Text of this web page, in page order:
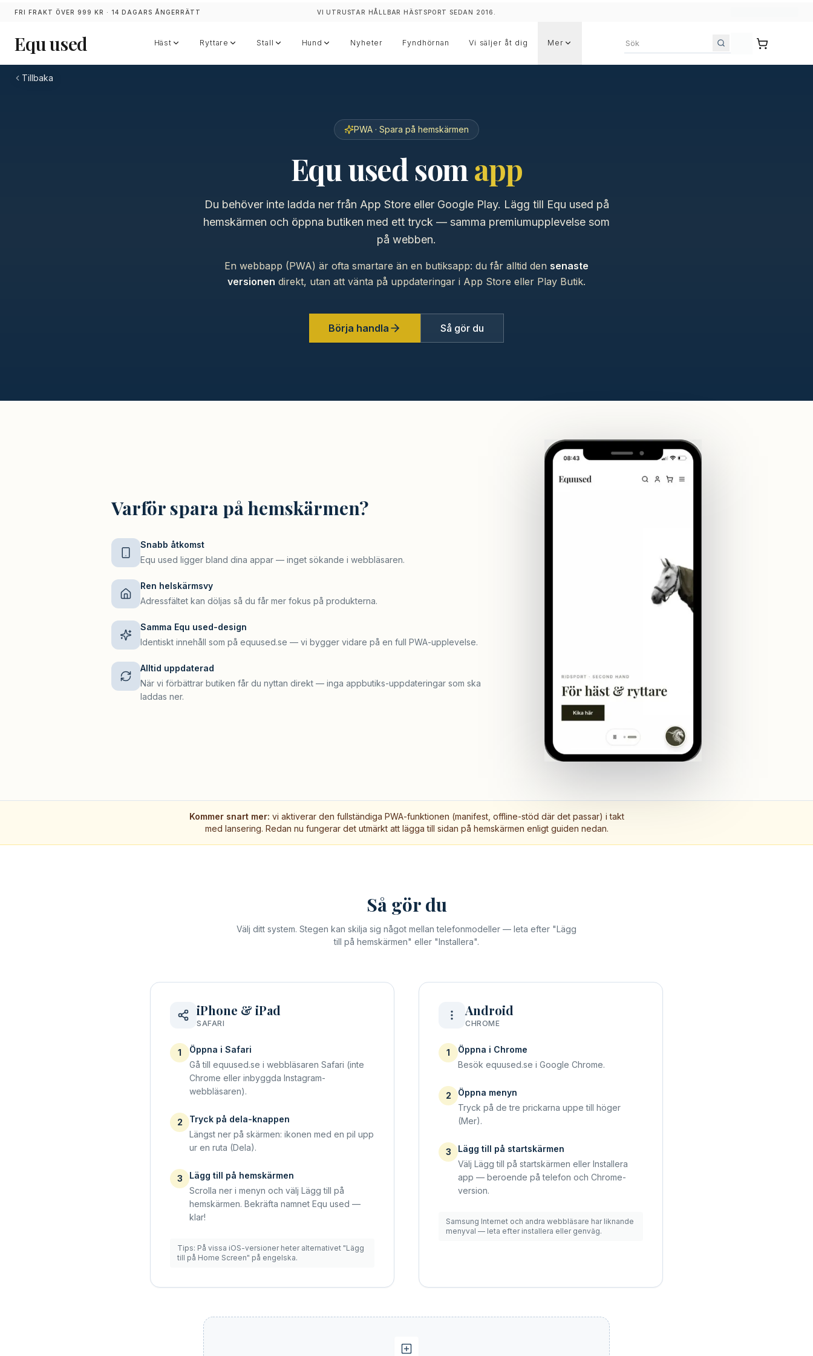
FRI FRAKT ÖVER 999 KR · 14 DAGARS ÅNGERRÄTT VI UTRUSTAR HÅLLBAR HÄSTSPORT SEDAN 2016.
Equ used Häst Ryttare Stall Hund Nyheter Fyndhörnan Vi säljer åt dig Mer
Sök bland annonser
Tillbaka
PWA · Spara på hemskärmen
Equ used somapp
Du behöver inte ladda ner från App Store eller Google Play. Lägg till Equ used på
hemskärmen och öppna butiken med ett tryck — samma premiumupplevelse som
på webben.
En webbapp (PWA) är ofta smartare än en butiksapp: du får alltid den senaste
versionen direkt, utan att vänta på uppdateringar i App Store eller Play Butik.
Börja handla Så gör du
Varför spara på hemskärmen?
Snabb åtkomst
Equ used ligger bland dina appar — inget sökande i webbläsaren.
Ren helskärmsvy
Adressfältet kan döljas så du får mer fokus på produkterna.
Samma Equ used-design
Identiskt innehåll som på equused.se — vi bygger vidare på en full PWA-upplevelse.
Alltid uppdaterad
När vi förbättrar butiken får du nyttan direkt — inga appbutiks-uppdateringar som ska
laddas ner.
Kommer snart mer: vi aktiverar den fullständiga PWA-funktionen (manifest, offline-stöd där det passar) i takt
med lansering. Redan nu fungerar det utmärkt att lägga till sidan på hemskärmen enligt guiden nedan.
Så gör du
Välj ditt system. Stegen kan skilja sig något mellan telefonmodeller — leta efter "Lägg
till på hemskärmen" eller "Installera".
iPhone & iPad
SAFARI
1
Öppna i Safari
Gå till equused.se i webbläsaren Safari (inte
Chrome eller inbyggda Instagram-
webbläsaren).
2
Tryck på dela-knappen
Längst ner på skärmen: ikonen med en pil upp
ur en ruta (Dela).
3
Lägg till på hemskärmen
Scrolla ner i menyn och välj Lägg till på
hemskärmen. Bekräfta namnet Equ used —
klar!
Tips: På vissa iOS-versioner heter alternativet "Lägg
till på Home Screen" på engelska.
Android
CHROME
1
Öppna i Chrome
Besök equused.se i Google Chrome.
2
Öppna menyn
Tryck på de tre prickarna uppe till höger
(Mer).
3
Lägg till på startskärmen
Välj Lägg till på startskärmen eller Installera
app — beroende på telefon och Chrome-
version.
Samsung Internet och andra webbläsare har liknande
menyval — leta efter installera eller genväg.